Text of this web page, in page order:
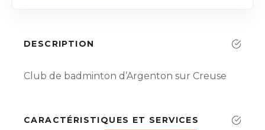
DESCRIPTION
Club de badminton d’Argenton sur Creuse
CARACTÉRISTIQUES ET SERVICES